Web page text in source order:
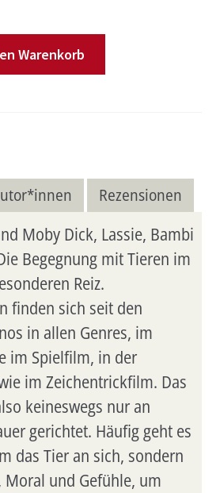
Warenkorb
Rezensionen
Moby Dick, Lassie, Bambi
Begegnung mit Tieren im
Reiz.
finden sich seit den
in allen Genres, im
im Spielfilm, in der
im Zeichentrickfilm. Das
keineswegs nur an
gerichtet. Häufig geht es
das Tier an sich, sondern
und Gefühle, um